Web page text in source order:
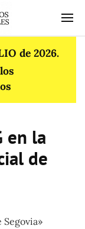
de 2026.
en la
de